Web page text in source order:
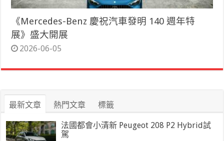
《Mercedes-Benz 慶祝汽車發明 140 週年特
展》盛大開展
2026-06-05
最新文章 熱門文章 標籤
法國都會小清新 Peugeot 208 P2 Hybrid試
駕